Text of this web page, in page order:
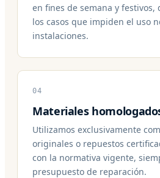
en fines de semana y
los casos que impiden el uso
instalaciones.
04
Materiales
Utilizamos exclusivamente
originales o repuestos
con la normativa vigente,
presupuesto de reparación.